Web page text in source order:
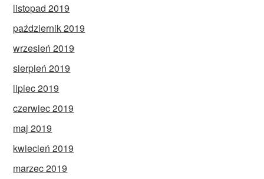
listopad 2019
październik 2019
wrzesień 2019
sierpień 2019
lipiec 2019
czerwiec 2019
maj 2019
kwiecień 2019
marzec 2019